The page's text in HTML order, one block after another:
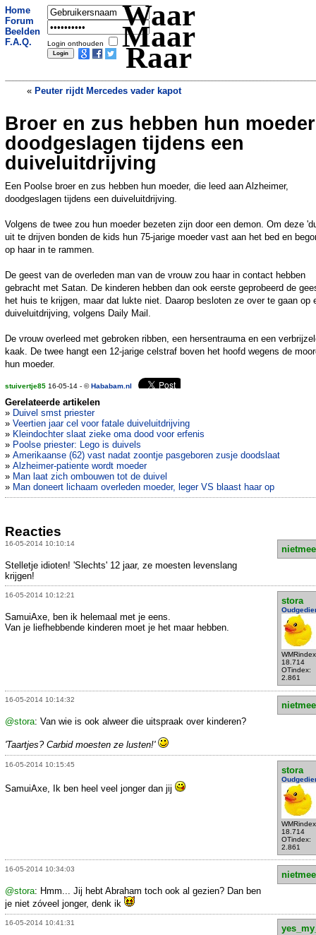
Home
Forum
Beelden
F.A.Q.
Login onthouden
Waar
Maar
Raar
« Peuter rijdt Mercedes vader kapot
Britse miljonair houdt vrouwen in
harem gevangen »
Broer en zus hebben hun moeder
doodgeslagen tijdens een
duiveluitdrijving
Een Poolse broer en zus hebben hun moeder, die leed aan Alzheimer,
doodgeslagen tijdens een duiveluitdrijving.
Volgens de twee zou hun moeder bezeten zijn door een demon. Om deze
uit te drijven bonden de kids hun 75-jarige moeder vast aan het bed en
op haar in te rammen.
De geest van de overleden man van de vrouw zou haar in contact hebben
gebracht met Satan. De kinderen hebben dan ook eerste geprobeerd de
het huis te krijgen, maar dat lukte niet. Daarop besloten ze over te gaan op
duiveluitdrijving, volgens Daily Mail.
De vrouw overleed met gebroken ribben, een hersentrauma en een
kaak. De twee hangt een 12-jarige celstraf boven het hoofd wegens de
hun moeder.
stuivertje85 16-05-14 - ©Hababam.nl
Gerelateerde artikelen
» Duivel smst priester
» Veertien jaar cel voor fatale duiveluitdrijving
» Kleindochter slaat zieke oma dood voor erfenis
» Poolse priester: Lego is duivels
» Amerikaanse (62) vast nadat zoontje pasgeboren zusje doodslaat
» Alzheimer-patiente wordt moeder
» Man laat zich ombouwen tot de duivel
» Man doneert lichaam overleden moeder, leger VS blaast haar op
Reacties
16-05-2014 10:10:14
Stelletje idioten! 'Slechts' 12 jaar, ze moesten levenslang
krijgen!
16-05-2014 10:12:21
stora
18.714
OTindex:
2.861
SamuiAxe, ben ik helemaal met je eens.
Van je liefhebbende kinderen moet je het maar hebben.
16-05-2014 10:14:32
@stora: Van wie is ook alweer die uitspraak over kinderen?
'Taartjes? Carbid moesten ze lusten!'
16-05-2014 10:15:45
stora
18.714
OTindex:
2.861
SamuiAxe, Ik ben heel veel jonger dan jij
16-05-2014 10:34:03
@stora: Hmm... Jij hebt Abraham toch ook al gezien? Dan ben
je niet zóveel jonger, denk ik
16-05-2014 10:41:31